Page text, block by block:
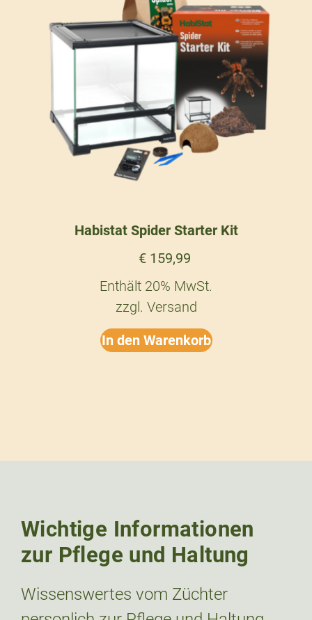
Habistat Spider Starter Kit
€ 159,99
Enthält 20% MwSt.
zzgl. Versand
In den Warenkorb
Wichtige Informationen
zur Pflege und Haltung
Wissenswertes vom Züchter